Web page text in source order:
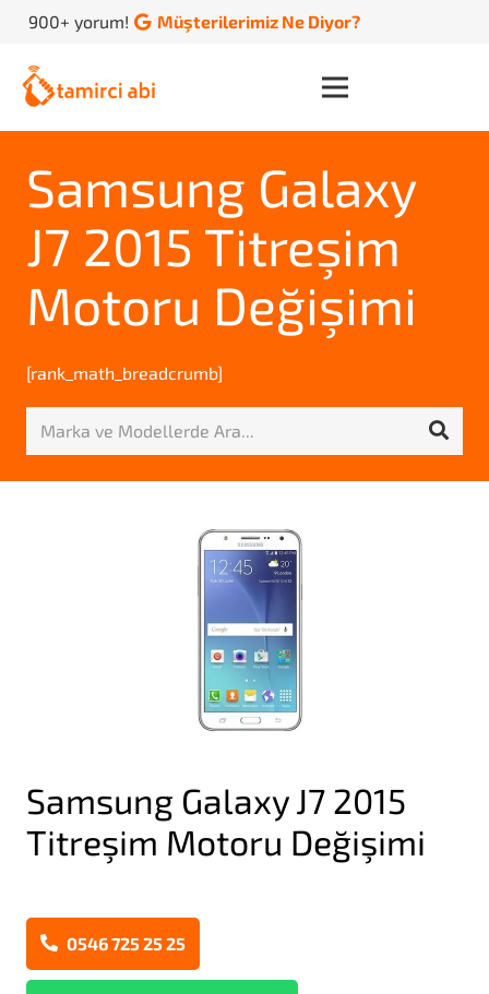
900+ yorum! Müşterilerimiz Ne Diyor?
Samsung Galaxy
J7 2015 Titreşim
Motoru Değişimi
[rank_math_breadcrumb]
Samsung Galaxy J7 2015
Titreşim Motoru Değişimi
0546 725 25 25